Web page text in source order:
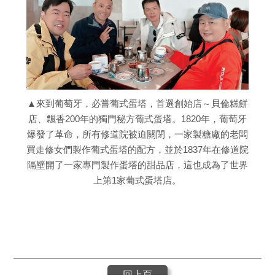
▲來到葡萄牙，必嘗葡式蛋塔，首選創始店～貝倫糕餅
店、飄香200年的獨門秘方葡式蛋塔。1820年，葡萄牙
爆發了革命，所有修道院被迫關閉，一家製糖廠的老闆
買走修女們製作葡式蛋塔的配方，並於1837年在修道院
隔壁開了一家專門製作蛋塔的甜品店，這也成為了世界
上第1家葡式蛋塔店。